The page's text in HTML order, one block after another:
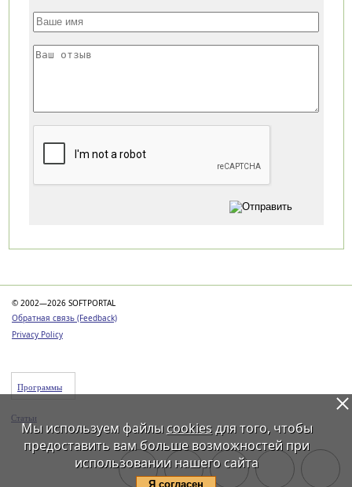
© 2002—2026 SOFTPORTAL
Обратная связь (Feedback)
Privacy Policy
Программы
Статьи
Мы используем файлы cookiesдля того, чтобы
предоставить вам больше возможностей при
использовании нашего сайта